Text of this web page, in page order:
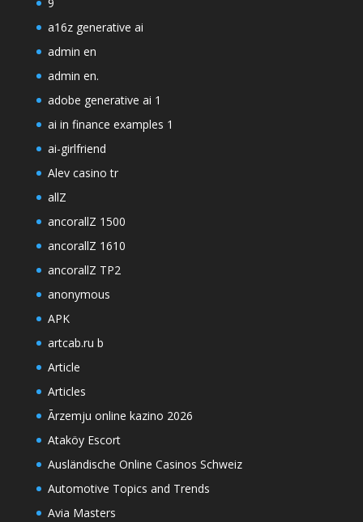
a16z generative ai
admin en
admin en.
adobe generative ai 1
ai in finance examples 1
ai-girlfriend
Alev casino tr
allZ
ancorallZ 1500
ancorallZ 1610
ancorallZ TP2
anonymous
APK
artcab.ru b
Article
Articles
Ārzemju online kazino 2026
Ataköy Escort
Ausländische Online Casinos Schweiz
Automotive Topics and Trends
Avia Masters